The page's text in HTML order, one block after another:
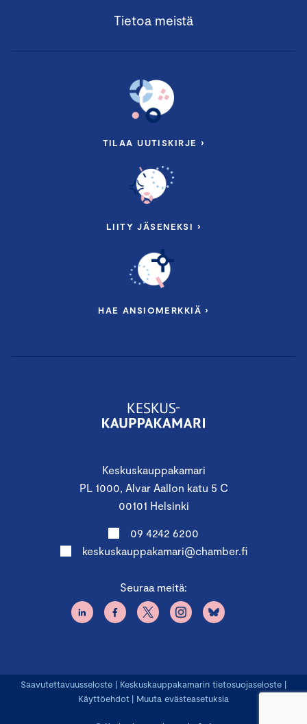
Keskuskauppakamari
PL 1000, Alvar Aallon katu 5 C
00101 Helsinki
09 4242 6200
keskuskauppakamari@chamber.fi
Seuraa meitä:
Tietoa meistä
TILAA UUTISKIRJE ›
LIITY JÄSENEKSI ›
HAE ANSIOMERKKIÄ ›
Saavutettavuusseloste | Keskuskauppakamarin tietosuojaseloste |
Käyttöehdot | Muuta evästeasetuksia